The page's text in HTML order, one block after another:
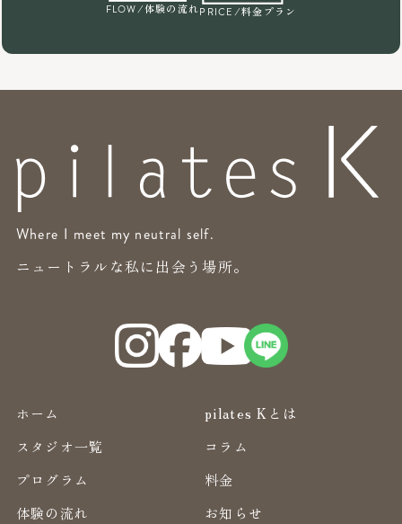
FLOW /体験の流れPRICE /料金プラン
Where I meet my neutral self.
ニュートラルな私に出会う場所。
ホーム
pilates Kとは
スタジオ一覧
コラム
プログラム
料金
体験の流れ
お知らせ